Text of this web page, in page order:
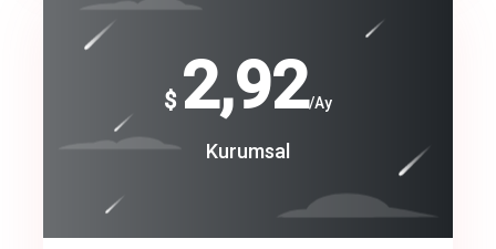
track energy costs
$ 2,92/Ay
Kurumsal
$
240
Coroprate